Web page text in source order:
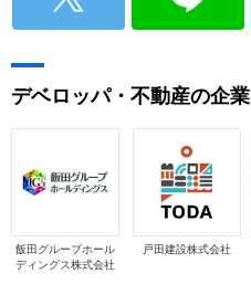
デベロッパ・不動産の企業
飯田グループホール
ディングス株式会社
戸田建設株式会社